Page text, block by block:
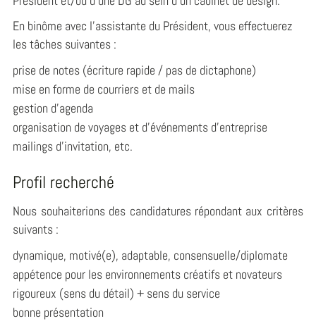
En binôme avec l'assistante du Président, vous effectuerez
les tâches suivantes :
prise de notes (écriture rapide / pas de dictaphone)
mise en forme de courriers et de mails
gestion d'agenda
organisation de voyages et d'événements d'entreprise
mailings d'invitation, etc.
Profil recherché
Nous souhaiterions des candidatures répondant aux critères
suivants :
dynamique, motivé(e), adaptable, consensuelle/diplomate
appétence pour les environnements créatifs et novateurs
rigoureux (sens du détail) + sens du service
bonne présentation